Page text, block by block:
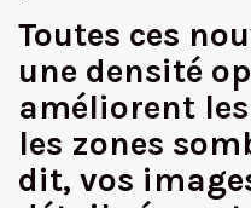
Toutes ces
une densité
améliorent
les zones
dit, vos